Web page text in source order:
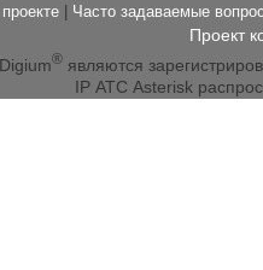
| Часто задаваемые
Проект
®являются
IP АТС Asterisk